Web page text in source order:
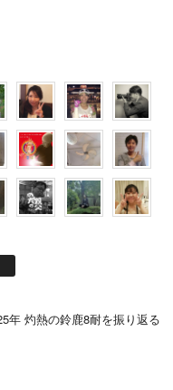
年 灼熱の鈴鹿8耐を振り返る